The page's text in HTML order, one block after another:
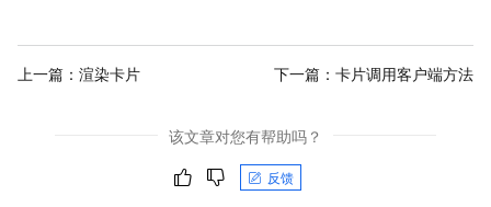
上一篇： 渲染卡片 下一篇： 卡片调用客户端方法
该文章对您有帮助吗？
反馈